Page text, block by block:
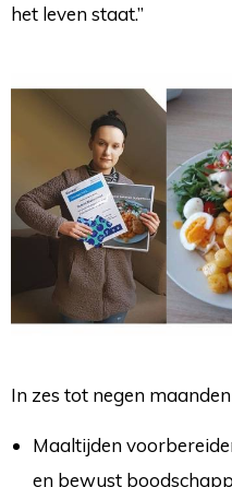
het leven staat.”
In zes tot negen
Maaltijden
en bewust